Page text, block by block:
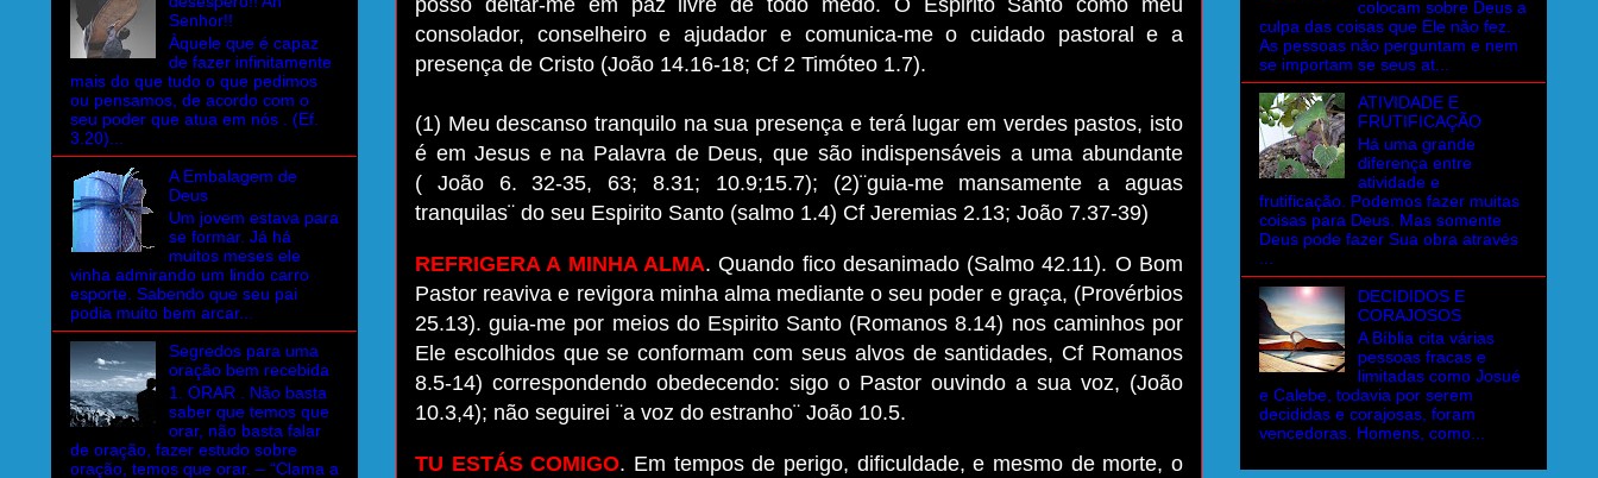
posso deitar-me em paz livre de todo medo. O Espirito Santo como meu
consolador, conselheiro e ajudador e comunica-me o cuidado pastoral e a
presença de Cristo (João 14.16-18; Cf 2 Timóteo 1.7).
(1) Meu descanso tranquilo na sua presença e terá lugar em verdes pastos, isto
é em Jesus e na Palavra de Deus, que são indispensáveis a uma abundante
( João 6. 32-35, 63; 8.31; 10.9;15.7); (2)¨guia-me mansamente a aguas
tranquilas¨ do seu Espirito Santo (salmo 1.4) Cf Jeremias 2.13; João 7.37-39)
REFRIGERA A MINHA ALMA. Quando fico desanimado (Salmo 42.11). O Bom
Pastor reaviva e revigora minha alma mediante o seu poder e graça, (Provérbios
25.13). guia-me por meios do Espirito Santo (Romanos 8.14) nos caminhos por
Ele escolhidos que se conformam com seus alvos de santidades, Cf Romanos
8.5-14) correspondendo obedecendo: sigo o Pastor ouvindo a sua voz, (João
10.3,4); não seguirei ¨a voz do estranho¨ João 10.5.
TU ESTÁS COMIGO. Em tempos de perigo, dificuldade, e mesmo de morte, o
Senhor!!
Àquele que é capaz
de fazer infinitamente
mais do que tudo o que pedimos
ou pensamos, de acordo com o
seu poder que atua em nós . (Ef.
3.20)...
A Embalagem de
Deus
Um jovem estava para
se formar. Já há
muitos meses ele
vinha admirando um lindo carro
esporte. Sabendo que seu pai
podia muito bem arcar...
Segredos para uma
oração bem recebida
1. ORAR . Não basta
saber que temos que
orar, não basta falar
de oração, fazer estudo sobre
oração, temos que orar. – “Clama a
colocam sobre Deus a
culpa das coisas que Ele não fez.
As pessoas não perguntam e nem
se importam se seus at...
ATIVIDADE E
FRUTIFICAÇÃO
Há uma grande
diferença entre
atividade e
frutificação. Podemos fazer muitas
coisas para Deus. Mas somente
Deus pode fazer Sua obra através
DECIDIDOS E
CORAJOSOS
A Bíblia cita várias
pessoas fracas e
limitadas como Josué
e Calebe, todavia por serem
decididas e corajosas, foram
vencedoras. Homens, como...